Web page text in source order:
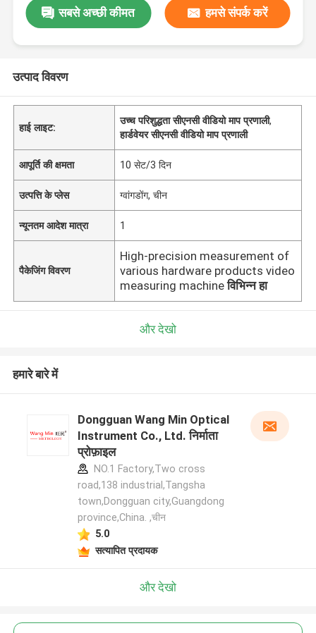
सबसे अच्छी कीमत हमसे संपर्क करें
उत्पाद विवरण
हाई लाइट:
उच्च परिशुद्धता सीएनसी वीडियो माप प्रणाली,
हार्डवेयर सीएनसी वीडियो माप प्रणाली
आपूर्ति की क्षमता 10 सेट/3 दिन
उत्पत्ति के प्लेस ग्वांगडोंग, चीन
न्यूनतम आदेश मात्रा 1
पैकेजिंग विवरण
High-precision measurement of
various hardware products video
measuring machine विभिन्न हा
और देखो
हमारे बारे में
Dongguan Wang Min Optical
Instrument Co., Ltd. निर्माता
प्रोफ़ाइल
NO.1 Factory,Two cross
road,138 industrial,Tangsha
town,Dongguan city,Guangdong
province,China. ,चीन
5.0
सत्यापित प्रदायक
और देखो